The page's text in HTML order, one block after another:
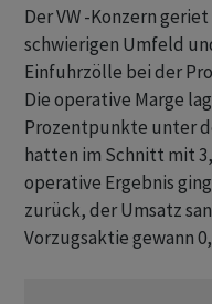
Der VW -Konzern
schwierigen Umfeld
Einfuhrzölle bei der
Die operative Marge
Prozentpunkte unter
hatten im Schnitt mit
operative Ergebnis
zurück, der Umsatz
Vorzugsaktie gewann